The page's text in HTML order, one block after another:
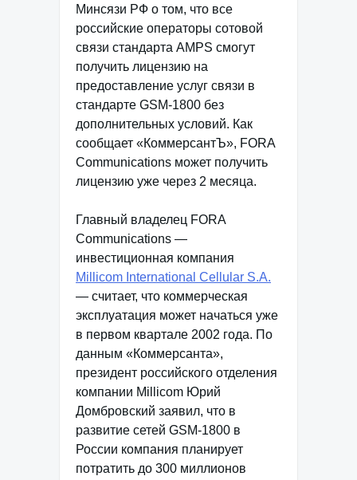
Минсязи РФ о том, что все
российские операторы сотовой
связи стандарта AMPS смогут
получить лицензию на
предоставление услуг связи в
стандарте GSM-1800 без
дополнительных условий. Как
сообщает «КоммерсантЪ», FORA
Communications может получить
лицензию уже через 2 месяца.
Главный владелец FORA
Communications —
инвестиционная компания
Millicom International Cellular S.A.
— считает, что коммерческая
эксплуатация может начаться уже
в первом квартале 2002 года. По
данным «Коммерсанта»,
президент российского отделения
компании Millicom Юрий
Домбровский заявил, что в
развитие сетей GSM-1800 в
России компания планирует
потратить до 300 миллионов